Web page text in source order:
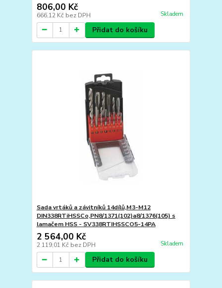
806,00 Kč
666,12 Kč bez DPH Skladem
Přidat do košíku
Sada vrtáků a závitníků 14dílů,M3-M12
DIN338RTiHSSCo,PN8/1371(102)a8/1376(105) s
lamačem HSS - SV338RTIHSSCO5-14PA
2 564,00 Kč
2 119,01 Kč bez DPH Skladem
Přidat do košíku